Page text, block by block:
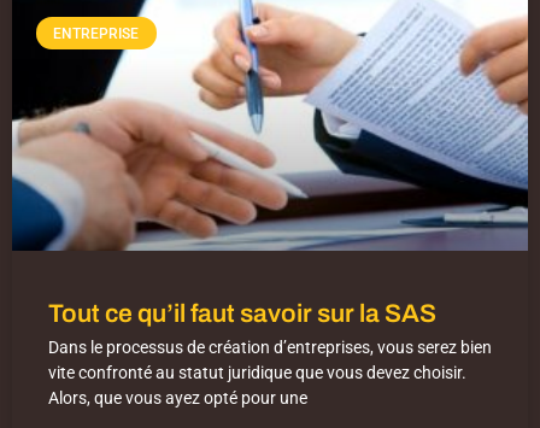
ENTREPRISE
Tout ce qu’il faut savoir sur la SAS
Dans le processus de création d’entreprises, vous serez bien
vite confronté au statut juridique que vous devez choisir.
Alors, que vous ayez opté pour une